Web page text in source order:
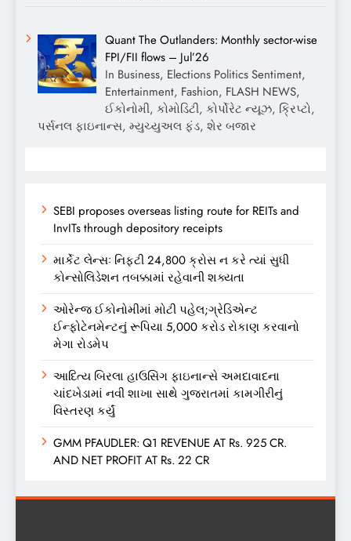
Quant The Outlanders: Monthly sector-wise
FPI/FII flows – Jul’26
In Business, Elections Politics Sentiment,
Entertainment, Fashion, FLASH NEWS,
ઈકોનોમી, કોમોડિટી, કોર્પોરેટ ન્યૂઝ, ક્રિપ્ટો,
પર્સનલ ફાઇનાન્સ, મ્યુચ્યુઅલ ફંડ, શેર બજાર
SEBI proposes overseas listing route for REITs and
InvITs through depository receipts
માર્કેટ લેન્સઃ નિફ્ટી 24,800 ક્રોસ ન કરે ત્યાં સુધી
કોન્સોલિડેશન તબક્કામાં રહેવાની શક્યતા
ઓરેન્જ ઈકોનોમીમાં મોટી પહેલ;ગ્રેડિએન્ટ
ઈન્ફોટેનમેન્ટનું રૂપિયા 5,000 કરોડ રોકાણ કરવાનો
મેગા રોડમેપ
આદિત્ય બિરલા હાઉસિંગ ફાઇનાન્સે અમદાવાદના
ચાંદખેડામાં નવી શાખા સાથે ગુજરાતમાં કામગીરીનું
વિસ્તરણ કર્યું
GMM PFAUDLER: Q1 REVENUE AT Rs. 925 CR.
AND NET PROFIT AT Rs. 22 CR